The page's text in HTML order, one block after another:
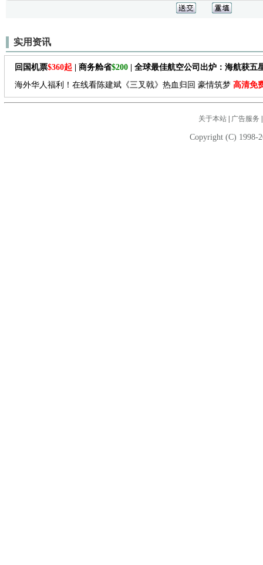
实用资讯
回国机票$360起 | 商务舱省$200 | 全球最佳航空公司出炉：海航获五
海外华人福利！在线看陈建斌《三叉戟》热血归回 豪情筑梦 高清免
关于本站| 广告服务
Copyright (C) 1998-